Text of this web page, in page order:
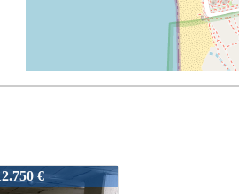
542-1-P-UV-V-24